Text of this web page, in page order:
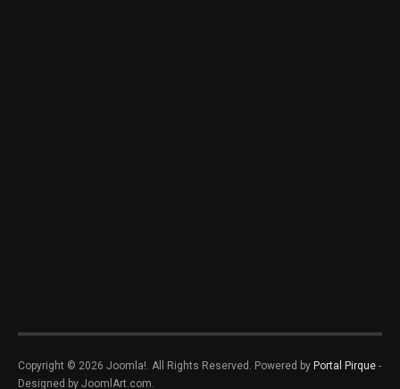
Copyright © 2026 Joomla!. All Rights Reserved. Powered by Portal Pirque -
Designed by JoomlArt.com.